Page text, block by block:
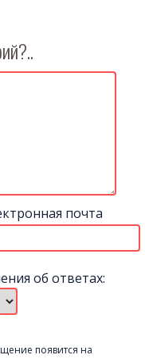
почта
об ответах:
появится на